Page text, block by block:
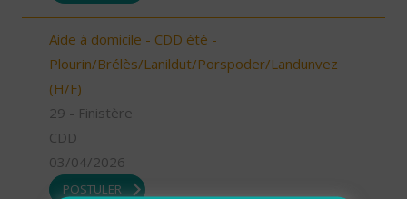
Aide à domicile - CDD été -
Plourin/Brélès/Lanildut/Porspoder/Landunvez
(H/F)
29 - Finistère
CDD
03/04/2026
POSTULER